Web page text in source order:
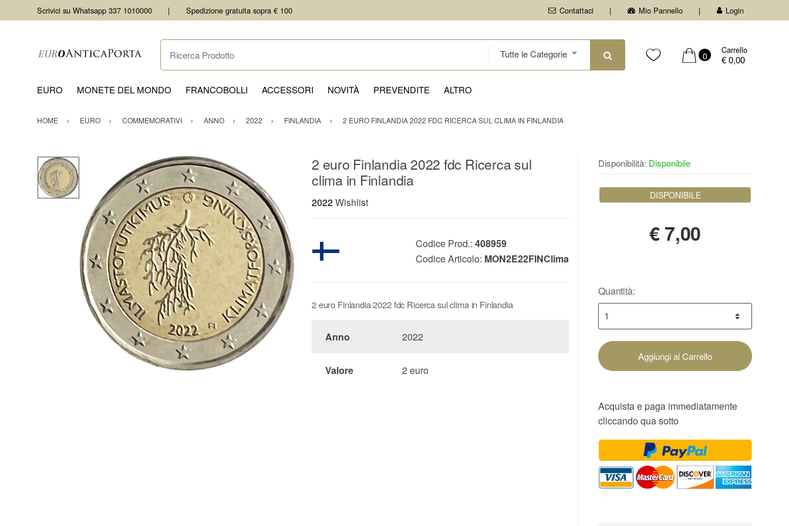
Scrivici su Whatsapp 337 1010000 Spedizione gratuita sopra € 100 Contattaci Mio Pannello Login
Ricerca Prodotto
0
Carrello
€ 0,00
EURO MONETE DEL MONDO FRANCOBOLLI ACCESSORI NOVITÀ PREVENDITE ALTRO
HOME EURO COMMEMORATIVI ANNO 2022 FINLANDIA 2 EURO FINLANDIA 2022 FDC RICERCA SUL CLIMA IN FINLANDIA
2 euro Finlandia 2022 fdc Ricerca sul
clima in Finlandia
2022Wishlist
Codice Prod.: 408959
Codice Articolo: MON2E22FINClima
2 euro Finlandia 2022 fdc Ricerca sul clima in Finlandia
Anno 2022
Valore 2 euro
Disponibilità: Disponibile
DISPONIBILE
€7,00
Quantità:
Aggiungi al Carrello
Acquista e paga immediatamente
cliccando qua sotto